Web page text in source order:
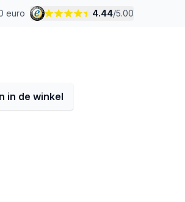
euro 4.44/5.00
in de winkel